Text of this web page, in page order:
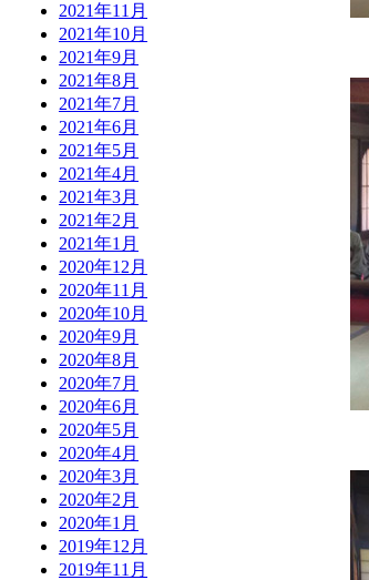
2021年11月
2021年10月
2021年9月
2021年8月
2021年7月
2021年6月
2021年5月
2021年4月
2021年3月
2021年2月
2021年1月
2020年12月
2020年11月
2020年10月
2020年9月
2020年8月
2020年7月
2020年6月
2020年5月
2020年4月
2020年3月
2020年2月
2020年1月
2019年12月
2019年11月